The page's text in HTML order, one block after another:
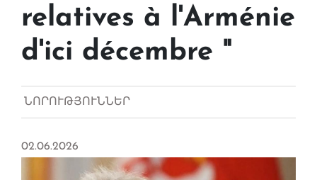
relatives à l'Arménie
d'ici décembre "
ՆՈՐՈՒԹՅՈՒՆՆԵՐ
02.06.2026